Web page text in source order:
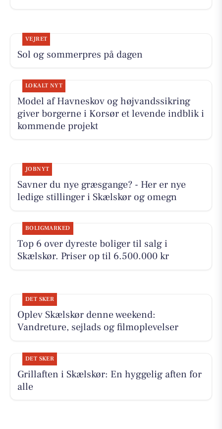
VEJRET
Sol og sommerpres på dagen
LOKALT NYT
Model af Havneskov og højvandssikring
giver borgerne i Korsør et levende indblik i
kommende projekt
JOBNYT
Savner du nye græsgange? - Her er nye
ledige stillinger i Skælskør og omegn
BOLIGMARKED
Top 6 over dyreste boliger til salg i
Skælskør. Priser op til 6.500.000 kr
DET SKER
Oplev Skælskør denne weekend:
Vandreture, sejlads og filmoplevelser
DET SKER
Grillaften i Skælskør: En hyggelig aften for
alle